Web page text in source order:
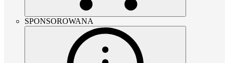
SPONSOROWANA